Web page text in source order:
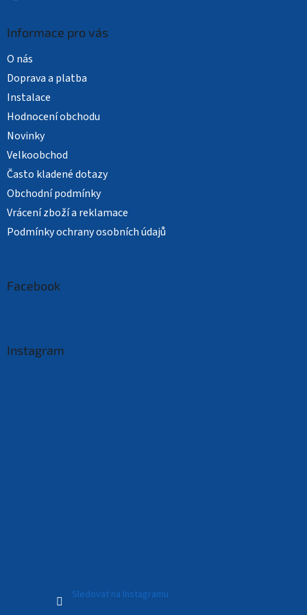
Informace pro vás
O nás
Doprava a platba
Instalace
Hodnocení obchodu
Novinky
Velkoobchod
Často kladené dotazy
Obchodní podmínky
Vrácení zboží a reklamace
Podmínky ochrany osobních údajů
Facebook
Instagram
Sledovat na Instagramu